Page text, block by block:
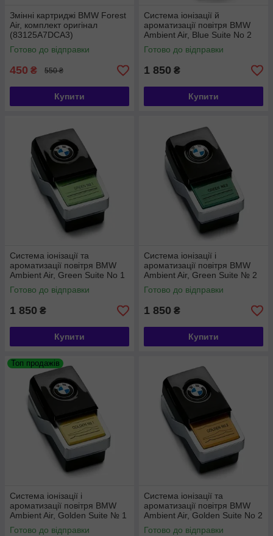
Змінні картриджі BMW Forest
Air, комплект оригінал
(83125A7DCA3)
Готово до відправки
450 ₴ 550 ₴
Купити
Система іонізації й
ароматизації повітря BMW
Ambient Air, Blue Suite No 2
(64119382591)
Готово до відправки
1 850 ₴
Купити
Система іонізації та
ароматизації повітря BMW
Ambient Air, Green Suite No 1
(64119382597)
Готово до відправки
1 850 ₴
Купити
Система іонізації і
ароматизації повітря BMW
Ambient Air, Green Suite № 2
(64119382603)
Готово до відправки
1 850 ₴
Купити
Топ продажів
Система іонізації і
ароматизації повітря BMW
Ambient Air, Golden Suite № 1
(64119382609)
Готово до відправки
Система іонізації та
ароматизації повітря BMW
Ambient Air, Golden Suite No 2
(64119382615)
Готово до відправки